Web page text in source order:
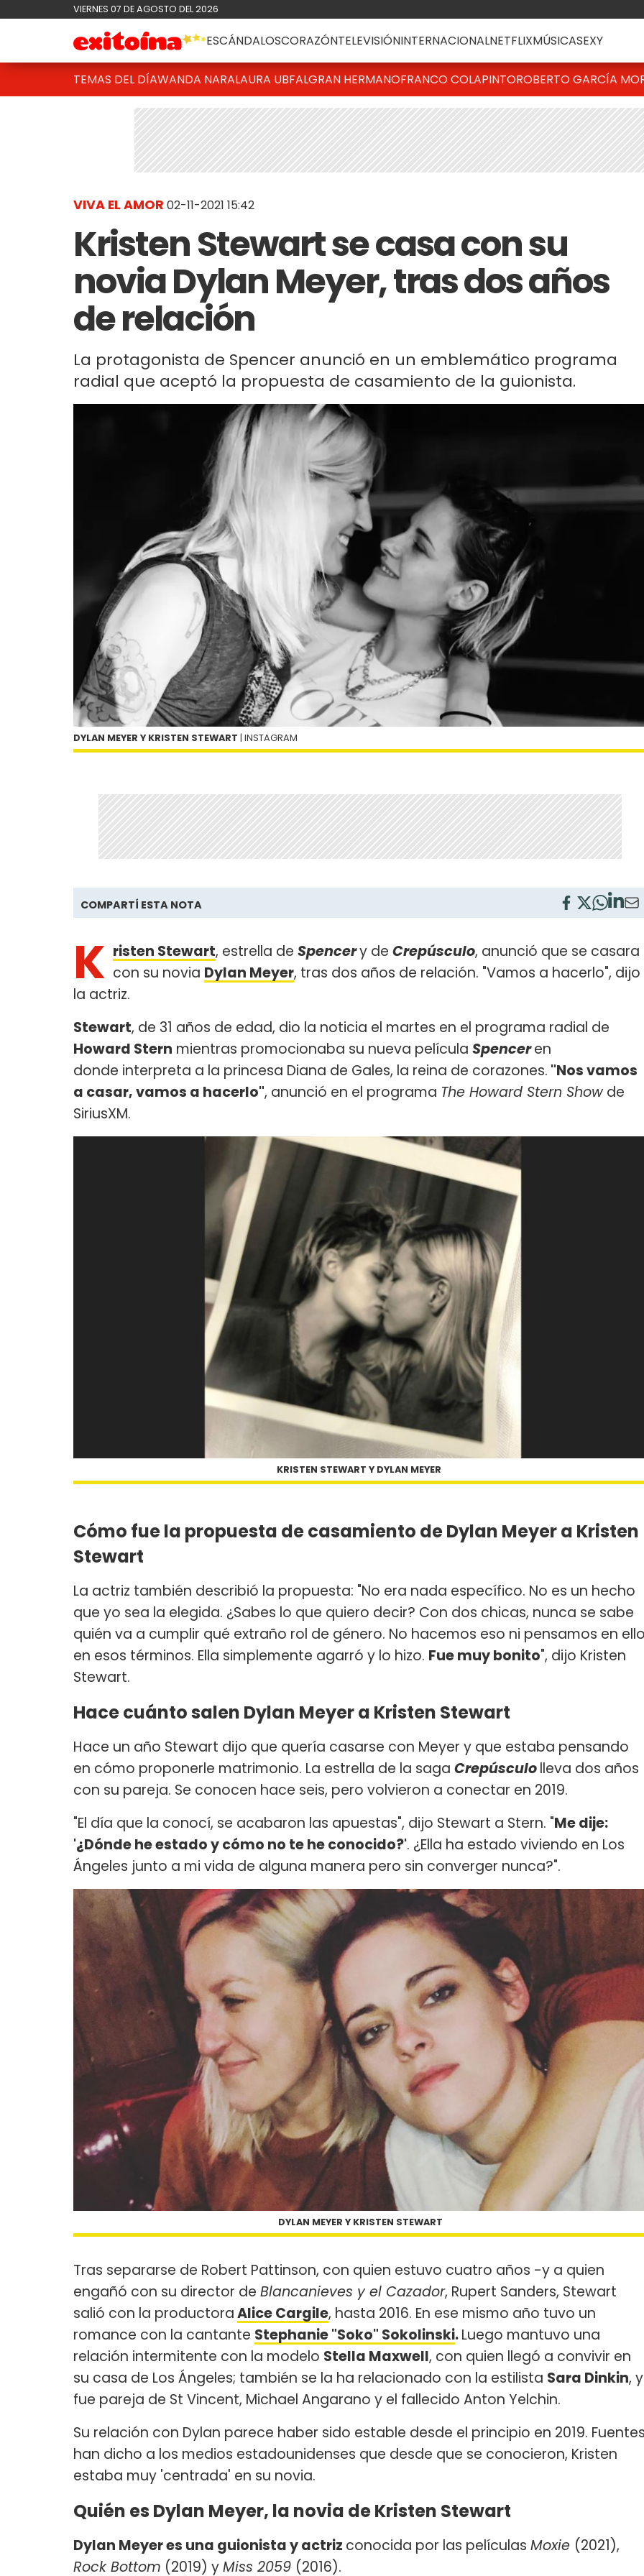
VIERNES 07 DE AGOSTO DEL 2026
ESCÁNDALOSCORAZÓNTELEVISIÓNINTERNACIONALNETFLIXMÚSICASEXY
TEMAS DEL DÍAWANDA NARALAURA UBFALGRAN HERMANOFRANCO COLAPINTOROBERTO GARCÍA
VIVA EL AMOR 02-11-2021 15:42
Kristen Stewart se casa con su
novia Dylan Meyer, tras dos años
de relación
La protagonista de Spencer anunció en un emblemático programa
radial que aceptó la propuesta de casamiento de la guionista.
DYLAN MEYER Y KRISTEN STEWART | INSTAGRAM
COMPARTÍ ESTA NOTA
K risten Stewart, estrella de Spencery de Crepúsculo, anunció que se casara
con su novia Dylan Meyer, tras dos años de relación. "Vamos a hacerlo", dijo
la actriz.
Stewart, de 31 años de edad, dio la noticia el martes en el programa radial de
Howard Stern mientras promocionaba su nueva película Spenceren
donde interpreta a la princesa Diana de Gales, la reina de corazones. "Nos vamos
a casar, vamos a hacerlo", anunció en el programa The Howard Stern Showde
SiriusXM.
KRISTEN STEWART Y DYLAN MEYER
Cómo fue la propuesta de casamiento de Dylan Meyer a Kristen
Stewart
La actriz también describió la propuesta: "No era nada específico. No es un hecho
que yo sea la elegida. ¿Sabes lo que quiero decir? Con dos chicas, nunca se sabe
quién va a cumplir qué extraño rol de género. No hacemos eso ni pensamos en
en esos términos. Ella simplemente agarró y lo hizo. Fue muy bonito", dijo Kristen
Stewart.
Hace cuánto salen Dylan Meyer a Kristen Stewart
Hace un año Stewart dijo que quería casarse con Meyer y que estaba pensando
en cómo proponerle matrimonio. La estrella de la saga Crepúsculolleva dos años
con su pareja. Se conocen hace seis, pero volvieron a conectar en 2019.
"El día que la conocí, se acabaron las apuestas", dijo Stewart a Stern. "Me dije:
'¿Dónde he estado y cómo no te he conocido?'. ¿Ella ha estado viviendo en Los
Ángeles junto a mi vida de alguna manera pero sin converger nunca?".
DYLAN MEYER Y KRISTEN STEWART
Tras separarse de Robert Pattinson, con quien estuvo cuatro años -y a quien
engañó con su director de Blancanieves y el Cazador, Rupert Sanders, Stewart
salió con la productoraAlice Cargile, hasta 2016. En ese mismo año tuvo un
romance con la cantante Stephanie "Soko" Sokolinski.Luego mantuvo una
relación intermitente con la modelo Stella Maxwell, con quien llegó a convivir en
su casa de Los Ángeles; también se la ha relacionado con la estilista Sara Dinkin, y
fue pareja de St Vincent, Michael Angarano y el fallecido Anton Yelchin.
Su relación con Dylan parece haber sido estable desde el principio en 2019.
han dicho a los medios estadounidenses que desde que se conocieron, Kristen
estaba muy 'centrada' en su novia.
Quién es Dylan Meyer, la novia de Kristen Stewart
Dylan Meyer es una guionista y actriz conocida por las películas Moxie (2021),
Rock Bottom (2019) yMiss 2059 (2016).